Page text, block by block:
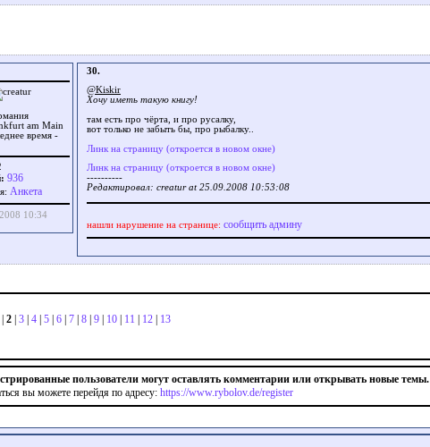
am Main
время -
936
Aнкета
10:34
30.
@Kiskir
Хочу иметь такую книгу!
там есть про чёрта, и про русалку,
вот только не забыть бы, про рыбалку..
Линк на страницу (откроется в новом окне)
Линк на страницу (откроется в новом окне)
----------
Редактировал: creatur at 25.09.2008 10:53:08
нашли нарушение на странице: сообщить админу
| 2 | 3 | 4 | 5 | 6 | 7 | 8 | 9 | 10 | 11 | 12 | 13
пользователи могут оставлять комментарии или открывать новые темы.
вы можете перейдя по адресу: https://www.rybolov.de/register